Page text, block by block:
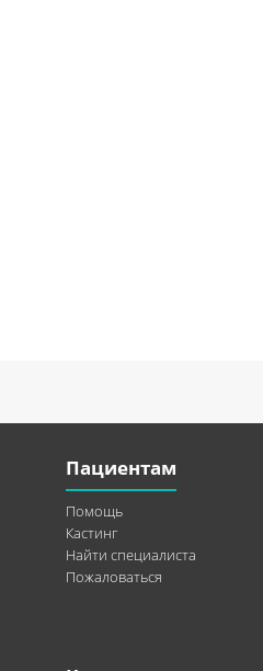
Пациентам
Помощь
Кастинг
Найти специалиста
Пожаловаться